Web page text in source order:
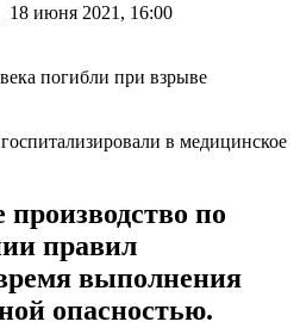
18 июня 2021, 16:00
в медицинское
производство по
правил
выполнения
опасностью.